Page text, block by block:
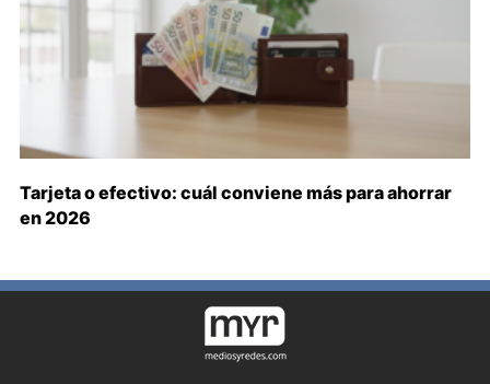
Tarjeta o efectivo: cuál conviene más para ahorrar
en 2026